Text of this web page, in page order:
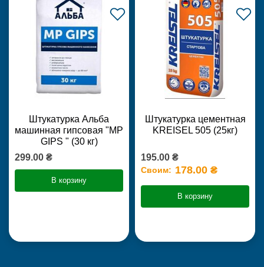
Штукатурка Альба
машинная гипсовая "MP
GIPS " (30 кг)
299.00 ₴
В корзину
Штукатурка цементная
KREISEL 505 (25кг)
195.00 ₴
Своим: 178.00 ₴
В корзину